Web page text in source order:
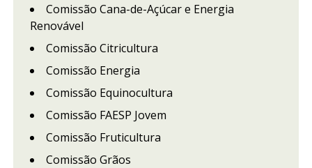
Comissão Cana-de-Açúcar e Energia
Renovável
Comissão Citricultura
Comissão Energia
Comissão Equinocultura
Comissão FAESP Jovem
Comissão Fruticultura
Comissão Grãos